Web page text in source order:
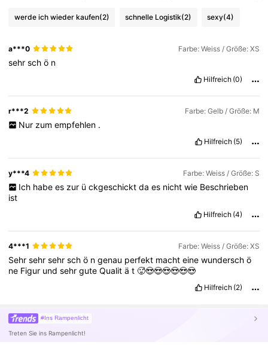
werde ich wieder kaufen(2) schnelle Logistik(2) sexy(4)
a***0 Farbe: Weiss / Größe: XS
sehrschö n
Hilfreich (0)
r***2 Farbe: Gelb / Größe: M
Nur zum empfehlen .
Hilfreich (5)
y***4 Farbe: Weiss / Größe: S
Ich habe es zur ü ckgeschickt da es nicht wie Beschrieben
ist
Hilfreich (4)
4***1 Farbe: Weiss / Größe: XS
Sehrsehrsehrschö ngenau perfekt machteinewunderschö
ne Figur undsehrguteQualität🥵😍😍😍😍😍😍
Hilfreich (2)
#Ins Rampenlicht
Treten Sie ins Rampenlicht!